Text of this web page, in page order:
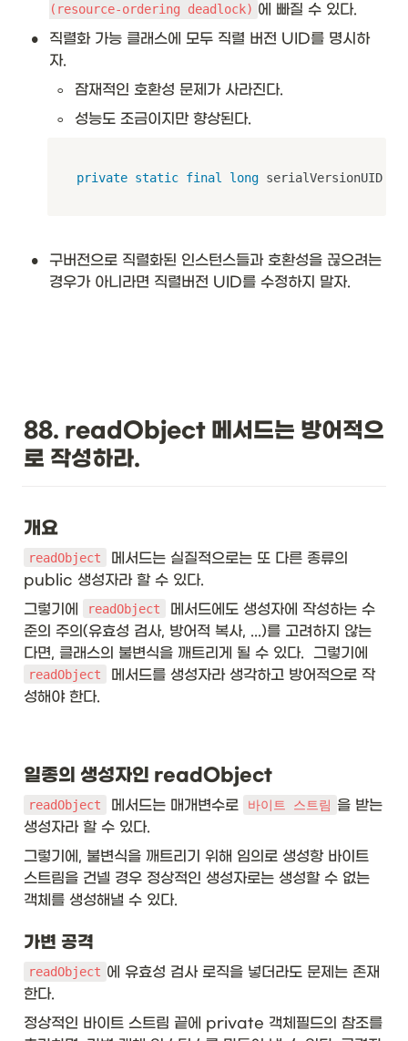
(resource-ordering deadlock) 에 빠질 수 있다.
•
직렬화 가능 클래스에 모두 직렬 버전 UID를 명시하
자.
◦ 잠재적인 호환성 문제가 사라진다.
◦ 성능도 조금이지만 향상된다.
private static final long serialVersionUID
•
구버전으로 직렬화된 인스턴스들과 호환성을 끊으려는
경우가 아니라면 직렬버전 UID를 수정하지 말자.
88. readObject 메서드는 방어적으
로 작성하라.
개요
readObject
메서드는 실질적으로는 또 다른 종류의
public 생성자라 할 수 있다.
그렇기에
readObject
메서드에도 생성자에 작성하는 수
준의 주의(유효성 검사, 방어적 복사, ...)를 고려하지 않는
readObject
메서드를 생성자라 생각하고 방어적으로 작
성해야 한다.
일종의 생성자인 readObject
readObject 메서드는 매개변수로 바이트 스트림 을 받는
생성자라 할 수 있다.
그렇기에, 불변식을 깨트리기 위해 임의로 생성항 바이트
스트림을 건넬 경우 정상적인 생성자로는 생성할 수 없는
객체를 생성해낼 수 있다.
가변 공격
readObject 에 유효성 검사 로직을 넣더라도 문제는 존재
한다.
정상적인 바이트 스트림 끝에 private 객체필드의 참조를